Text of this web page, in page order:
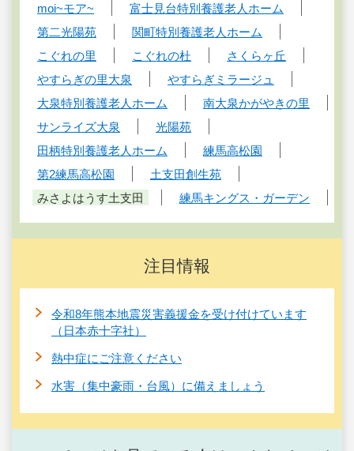
moi~モア~
富士見台特別養護老人ホーム
第二光陽苑
関町特別養護老人ホーム
こぐれの里
こぐれの杜
さくらヶ丘
やすらぎの里大泉
やすらぎミラージュ
大泉特別養護老人ホーム
南大泉かがやきの里
サンライズ大泉
光陽苑
田柄特別養護老人ホーム
練馬高松園
第2練馬高松園
土支田創生苑
みさよはうす土支田
練馬キングス・ガーデン
注目情報
令和8年熊本地震災害義援金を受け付けています
（日本赤十字社）
熱中症にご注意ください
水害（集中豪雨・台風）に備えましょう